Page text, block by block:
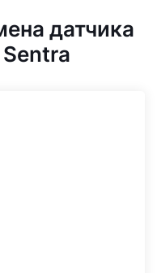
датчика